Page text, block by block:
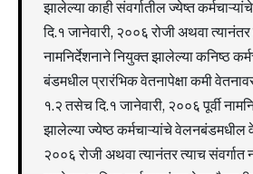
झालेल्या काही संवर्गातील ज्येष्त
दि.१ जानेवारी, २००६ रोजी अथवा त्यानंतर
नामनिर्देशनाने नियुक्त झालेल्या कनिष्ठ
बंडमधील प्रारंभिक वेतनापेक्षा कमी
१.२ तसेच दि.१ जानेवारी, २००६ पूर्वी
झालेल्या ज्येष्ठ कर्मचाऱ्यांचे वेलनबंडमधील
२००६ रोजी अथवा त्यानंतर त्याच संवर्गात